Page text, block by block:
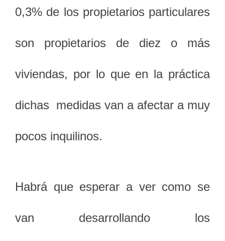
0,3% de los propietarios particulares
son propietarios de diez o más
viviendas, por lo que en la práctica
dichas medidas van a afectar a muy
pocos inquilinos.
Habrá que esperar a ver como se
van desarrollando los